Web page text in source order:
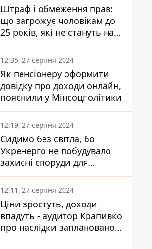
Штраф і обмеження прав:
що загрожує чоловікам до
25 років, які не стануть на
військовий облік
12:35, 27 серпня 2024
Як пенсіонеру оформити
довідку про доходи онлайн,
пояснили у Мінсоцполітики
12:19, 27 серпня 2024
Сидимо без світла, бо
Укренерго не побудувало
захисні споруди для
енергетики - нардеп
Кучеренко
12:11, 27 серпня 2024
Ціни зростуть, доходи
впадуть - аудитор Крапивко
про наслідки запланованого